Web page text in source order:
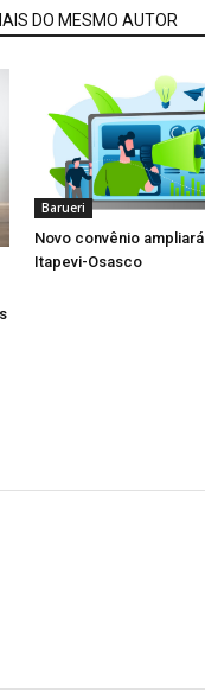
DO MESMO AUTOR
Barueri
Novo convênio
Itapevi-Osasco